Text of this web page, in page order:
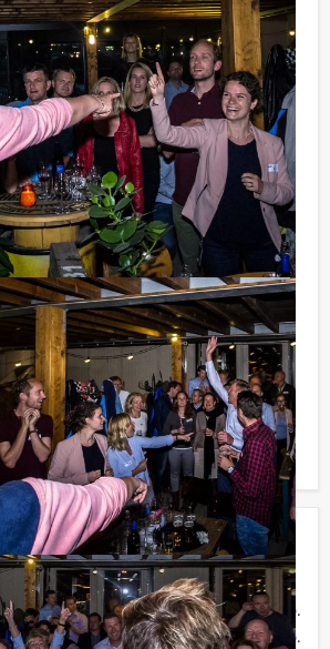
€ 72,50 p.p.
€ 69,50 p.p.
handjes in de lucht is
BTW
hoeven trekken om uw drankje af
13,50 per persoon per uur (excl.
van het drankarrangement,
kunt genieten van bier, fris,
thee. Zo komt u ook achteraf niet
te staan!
minimale aantal deelnemers? Als u
minimale aantal te betalen, kunt u
personen boeken!